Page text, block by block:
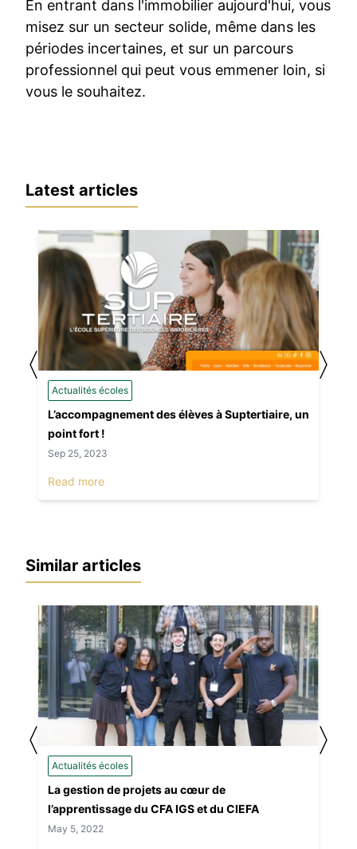
En entrant dans l'immobilier aujourd'hui, vous
misez sur un secteur solide, même dans les
périodes incertaines, et sur un parcours
professionnel qui peut vous emmener loin, si
vous le souhaitez.
Latest articles
Actualités écoles
L’accompagnement des élèves à Suptertiaire, un
point fort !
Sep 25, 2023
Read more
〈 〉
Similar articles
Actualités écoles
La gestion de projets au cœur de
l’apprentissage du CFA IGS et du CIEFA
May 5, 2022
〈 〉